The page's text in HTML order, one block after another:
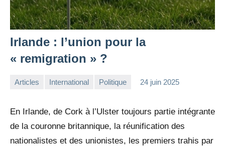
Irlande : l’union pour la
« remigration » ?
Articles International Politique 24 juin 2025
En Irlande, de Cork à l’Ulster toujours partie intégrante
de la couronne britannique, la réunification des
nationalistes et des unionistes, les premiers trahis par